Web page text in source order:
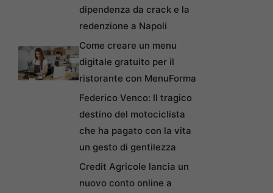
dipendenza da crack e la
redenzione a Napoli
Come creare un menu
digitale gratuito per il
ristorante con MenuForma
Federico Venco: Il tragico
destino del motociclista
che ha pagato con la vita
un gesto di gentilezza
Credit Agricole lancia un
nuovo conto online a